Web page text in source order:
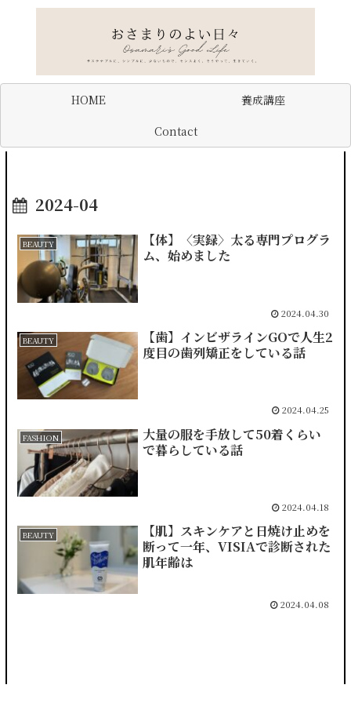
HOME
養成講座
Contact
2024-04
BEAUTY
【体】〈実録〉太る専門プログラ
ム、始めました
2024.04.30
BEAUTY
【歯】インビザラインGOで人生2
度目の歯列矯正をしている話
2024.04.25
FASHION
大量の服を手放して50着くらい
で暮らしている話
2024.04.18
BEAUTY
【肌】スキンケアと日焼け止めを
断って一年、VISIAで診断された
肌年齢は
2024.04.08